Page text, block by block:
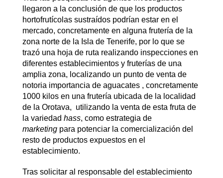
llegaron a la conclusión de que los productos
hortofrutícolas sustraídos podrían estar en el
mercado, concretamente en alguna frutería de la
zona norte de la Isla de Tenerife, por lo que se
trazó una hoja de ruta realizando inspecciones en
diferentes establecimientos y fruterías de una
amplia zona, localizando un punto de venta de
notoria importancia de aguacates , concretamente
1000 kilos en una frutería ubicada de la localidad
de la Orotava, utilizando la venta de esta fruta de
la variedad hass, como estrategia de
marketingpara potenciar la comercialización del
resto de productos expuestos en el
establecimiento.
Tras solicitar al responsable del establecimiento